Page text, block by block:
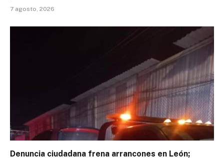
7 agosto, 2026
Denuncia ciudadana frena arrancones en León;